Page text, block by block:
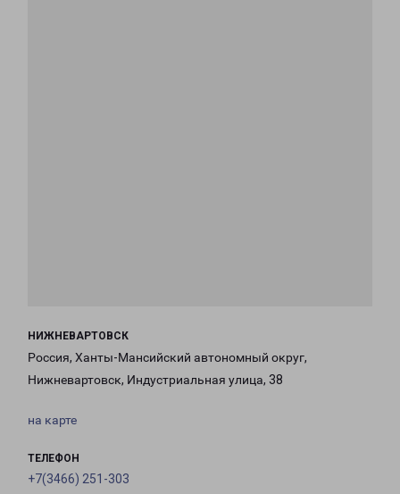
НИЖНЕВАРТОВСК
Россия, Ханты-Мансийский автономный округ,
Нижневартовск, Индустриальная улица, 38
на карте
ТЕЛЕФОН
+7(3466) 251-303